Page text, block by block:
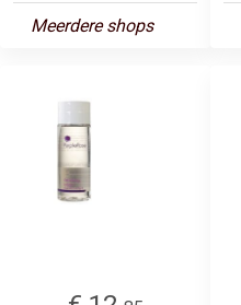
Meerdere shops